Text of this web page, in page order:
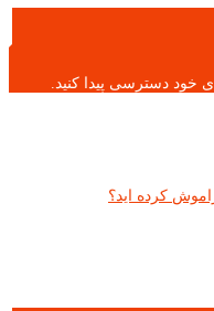
خود دسترسی پیدا کنید.
کرده اید؟